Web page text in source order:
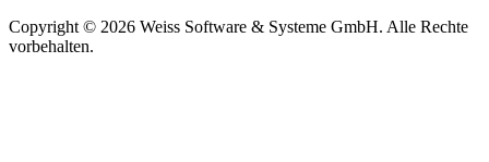
Copyright © 2026 Weiss Software & Systeme GmbH. Alle Rechte
vorbehalten.